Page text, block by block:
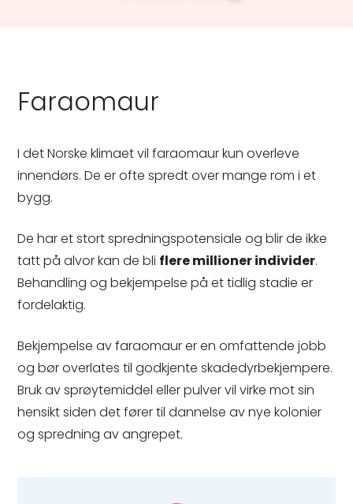
Faraomaur
I det Norske klimaet vil faraomaur kun overleve
innendørs. De er ofte spredt over mange rom i et
bygg.
De har et stort spredningspotensiale og blir de ikke
tatt på alvor kan de bli flere millioner individer.
Behandling og bekjempelse på et tidlig stadie er
fordelaktig.
Bekjempelse av faraomaur er en omfattende jobb
og bør overlates til godkjente skadedyrbekjempere.
Bruk av sprøytemiddel eller pulver vil virke mot sin
hensikt siden det fører til dannelse av nye kolonier
og spredning av angrepet.